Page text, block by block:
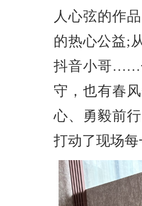
人心弦的作
的热心公益;
抖音小哥……
守，也有春
心、勇毅前
打动了现场